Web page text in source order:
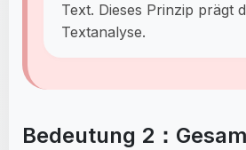
Text. Dieses Prinzip prägt
Textanalyse.
Bedeutung 2：